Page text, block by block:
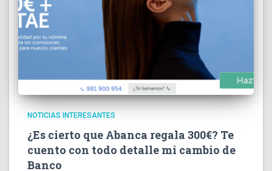
NOTICIAS INTERESANTES
¿Es cierto que Abanca regala 300€? Te
cuento con todo detalle mi cambio de
Banco